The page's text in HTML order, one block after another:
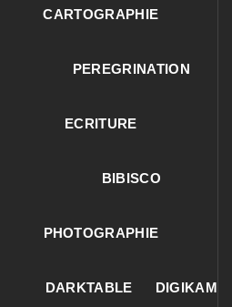
CARTOGRAPHIE
PEREGRINATION
ECRITURE
BIBISCO
PHOTOGRAPHIE
DARKTABLE DIGIKAM